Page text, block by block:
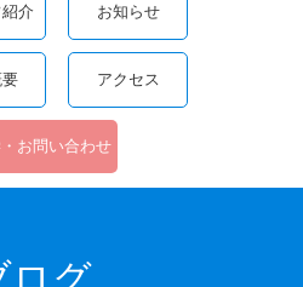
介 お知らせ
アクセス
お問い合わせ
ログ